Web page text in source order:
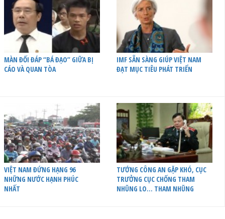
MÀN ĐỐI ĐÁP “BÁ ĐẠO” GIỮA BỊ
CÁO VÀ QUAN TÒA
IMF SẴN SÀNG GIÚP VIỆT NAM
ĐẠT MỤC TIÊU PHÁT TRIỂN
VIỆT NAM ĐỨNG HẠNG 96
NHỮNG NƯỚC HẠNH PHÚC
NHẤT
TƯỚNG CÔNG AN GẶP KHÓ, CỤC
TRƯỞNG CỤC CHỐNG THAM
NHŨNG LO… THAM NHŨNG